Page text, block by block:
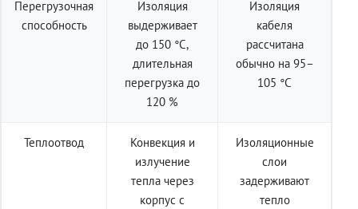
Перегрузочная
способность
Изоляция
выдерживает
до 150 °C,
длительная
перегрузка до
120 %
Изоляция
кабеля
рассчитана
обычно на 95–
105 °C
Теплоотвод
Конвекция и
излучение
тепла через
корпус с
Изоляционные
слои
задерживают
тепло